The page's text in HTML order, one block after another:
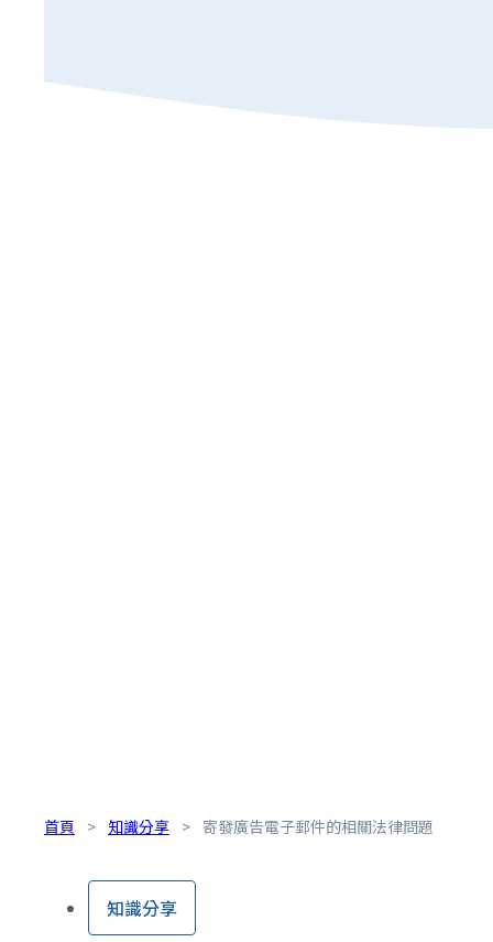
首頁 > 知識分享 > 寄發廣告電子郵件的相關法律問題
知識分享